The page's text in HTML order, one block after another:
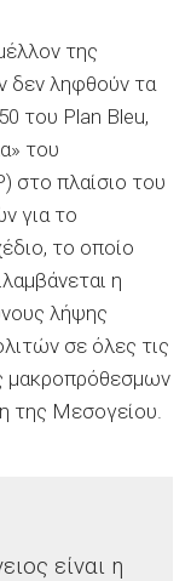
της
δεν ληφθούν τα
του Plan Bleu,
του
στο πλαίσιο του
για το
το οποίο
η
λήψης
σε όλες τις
μακροπρόθεσμων
της Μεσογείου.
είναι η